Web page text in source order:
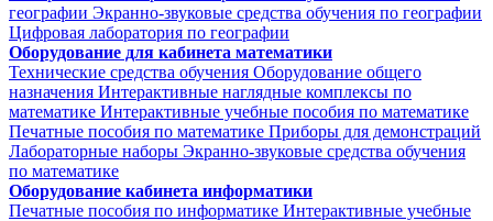
географии Экранно-звуковые средства обучения по географии
Цифровая лаборатория по географии
Оборудование для кабинета математики
Технические средства обучения Оборудование общего
назначения Интерактивные наглядные комплексы по
математике Интерактивные учебные пособия по математике
Печатные пособия по математике Приборы для демонстраций
Лабораторные наборы Экранно-звуковые средства обучения
по математике
Оборудование кабинета информатики
Печатные пособия по информатике Интерактивные учебные